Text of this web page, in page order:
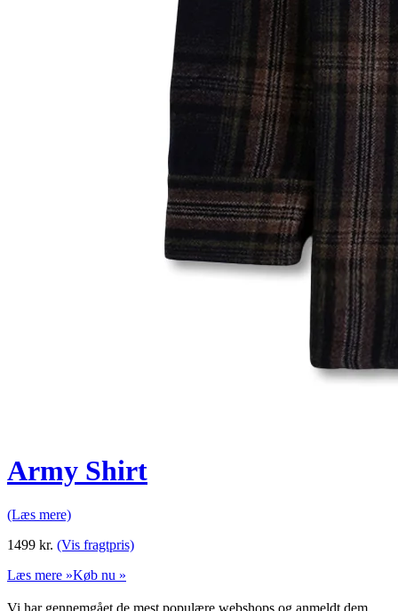
Army Shirt
(Læs mere)
1499 kr. (Vis fragtpris)
Læs mere »Køb nu »
Vi har gennemgået de mest populære webshops og anmeldt dem